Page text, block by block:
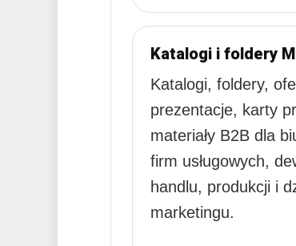
Katalogi i foldery
Katalogi, foldery,
prezentacje, karty
materiały B2B dla
firm usługowych,
handlu, produkcji i
marketingu.